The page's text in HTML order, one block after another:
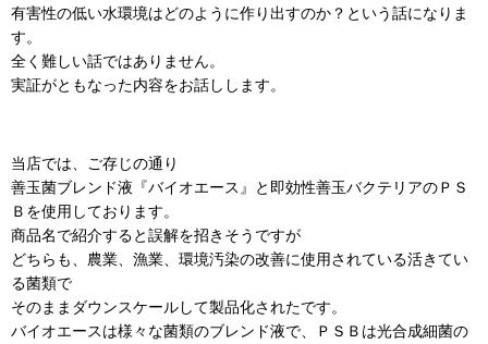
有害性の低い水環境はどのように作り出すのか？という話になりま
す。
全く難しい話ではありません。
実証がともなった内容をお話しします。
当店では、ご存じの通り
善玉菌ブレンド液『バイオエース』と即効性善玉バクテリアのＰＳ
Ｂを使用しております。
商品名で紹介すると誤解を招きそうですが
どちらも、農業、漁業、環境汚染の改善に使用されている活きてい
る菌類で
そのままダウンスケールして製品化されたです。
バイオエースは様々な菌類のブレンド液で、ＰＳＢは光合成細菌の